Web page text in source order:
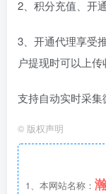
2、积分充值、开
3、开通代理享受
户提现时可以上传
支持自动实时采集
© 版权声明
1、本网站名称：